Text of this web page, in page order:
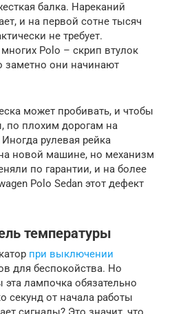
балка. Нареканий
и на первой сотне тысяч
не требует.
Polo – скрип втулок
заметно они начинают
может пробивать, и чтобы
по плохим дорогам на
рулевая рейка
новой машине, но механизм
по гарантии, и на более
Polo Sedan этот дефект
температуры
при выключении
для беспокойства. Но
эта лампочка обязательно
секунд от начала работы